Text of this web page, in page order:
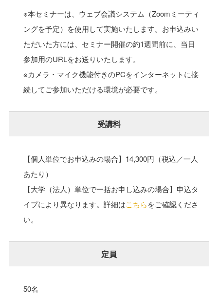
※本セミナーは、ウェブ会議システム（Zoomミーティ
ングを予定）を使用して実施いたします。お申込みい
ただいた方には、セミナー開催の約1週間前に、当日
参加用のURLをお送りいたします。
※カメラ・マイク機能付きのPCをインターネットに接
続してご参加いただける環境が必要です。
受講料
【個人単位でお申込みの場合】14,300円（税込／一人
あたり）
【大学（法人）単位で一括お申し込みの場合】申込タ
イプにより異なります。詳細はこちらをご確認くださ
い。
定員
50名